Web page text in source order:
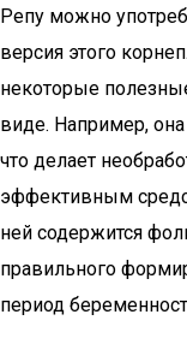
Репу можно
версия этого
некоторые
виде. Например,
что делает
эффективным
ней содержится
правильного
период